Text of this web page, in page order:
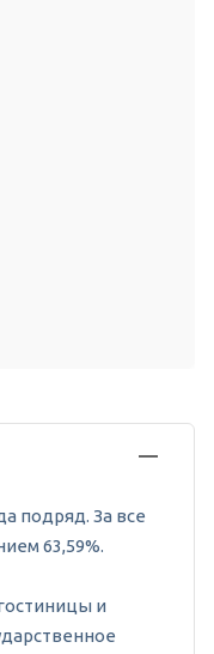
подряд. За все
63,59%.
и